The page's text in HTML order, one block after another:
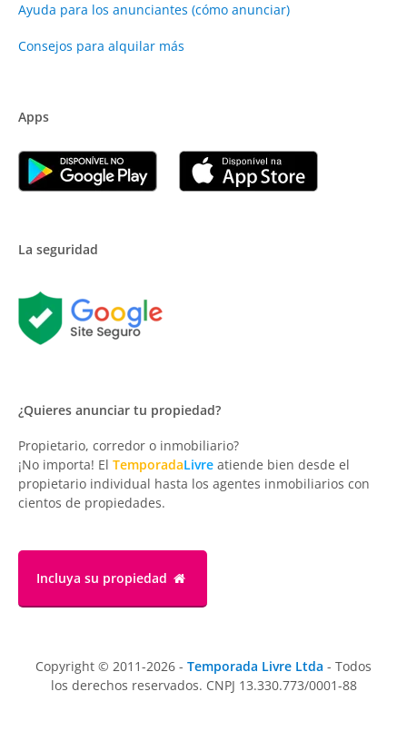
Ayuda para los anunciantes (cómo anunciar)
Consejos para alquilar más
Apps
La seguridad
¿Quieres anunciar tu propiedad?
Propietario, corredor o inmobiliario?
¡No importa! El TemporadaLivre atiende bien desde el
propietario individual hasta los agentes inmobiliarios con
cientos de propiedades.
Incluya su propiedad
Copyright © 2011-2026 - Temporada Livre Ltda - Todos
los derechos reservados. CNPJ 13.330.773/0001-88